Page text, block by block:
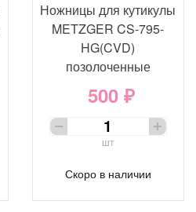
Ножницы для кутикулы
METZGER CS-795-
HG(CVD)
позолоченные
500 ₽
шт
Скоро в наличии